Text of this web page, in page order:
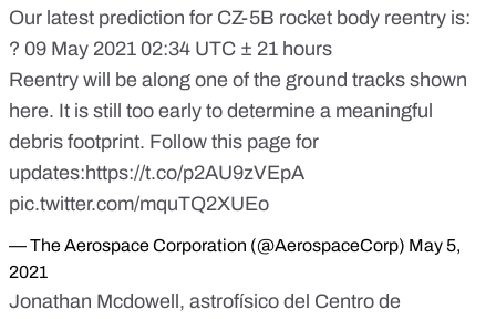
Our latest prediction for CZ-5B rocket body reentry is:
? 09 May 2021 02:34 UTC ± 21 hours
Reentry will be along one of the ground tracks shown
here. It is still too early to determine a meaningful
debris footprint. Follow this page for
updates:https://t.co/p2AU9zVEpA
pic.twitter.com/mquTQ2XUEo
— The Aerospace Corporation (@AerospaceCorp) May 5,
2021
Jonathan Mcdowell, astrofísico del Centro de